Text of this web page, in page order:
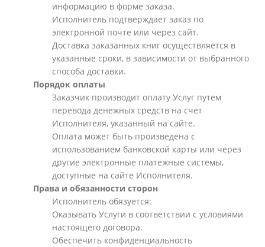
информацию в форме заказа.
Исполнитель подтверждает заказ по
электронной почте или через сайт.
Доставка заказанных книг осуществляется в
указанные сроки, в зависимости от выбранного
способа доставки.
Порядок оплаты
Заказчик производит оплату Услуг путем
перевода денежных средств на счет
Исполнителя, указанный на сайте.
Оплата может быть произведена с
использованием банковской карты или через
другие электронные платежные системы,
доступные на сайте Исполнителя.
Права и обязанности сторон
Исполнитель обязуется:
Оказывать Услуги в соответствии с условиями
настоящего договора.
Обеспечить конфиденциальность